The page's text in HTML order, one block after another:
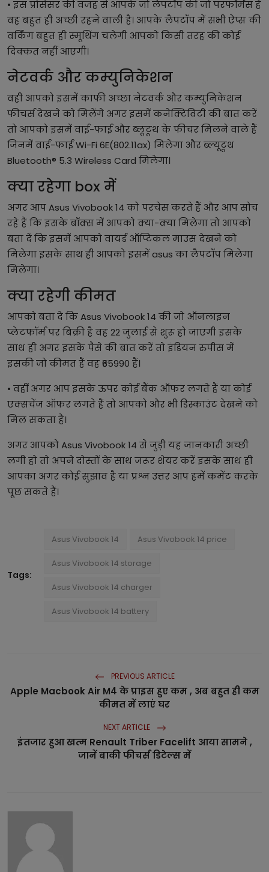
• इस प्रोसेसर की वजह से आपके जो लैपटॉप की जो परफॉर्मेंस है
वह बहुत ही अच्छी रहने वाली है। आपके लैपटॉप में सभी ऐप्स की
वर्किंग बहुत ही स्मूथिंग चलेगी आपको किसी तरह की कोई
दिक्कत नहीं आएगी।
नेटवर्क और कम्युनिकेशन
वही आपको इसमें काफी अच्छा नेटवर्क और कम्युनिकेशन
फीचर्स देखने को मिलेंगे अगर इसमें कनेक्टिविटी की बात करें
तो आपको इसमें वाई-फाई और ब्लूटूथ के फीचर मिलने वाले हैं
जिनमें वाई-फाई Wi-Fi 6E(802.11ax) मिलेगा और ब्ल्यूटूथ
Bluetooth® 5.3 Wireless Card मिलेगा।
क्या रहेगा box में
अगर आप Asus Vivobook 14 को परचेस करते हैं और आप सोच
रहे हैं कि इसके बॉक्स में आपको क्या-क्या मिलेगा तो आपको
बता दें कि इसमें आपको वायर्ड ऑप्टिकल माउस देखने को
मिलेगा इसके साथ ही आपको इसमें asus का लैपटॉप मिलेगा
मिलेगा।
क्या रहेगी कीमत
आपको बता दे कि Asus Vivobook 14 की जो ऑनलाइन
प्लेटफॉर्म पर बिक्री है वह 22 जुलाई से शुरू हो जाएगी इसके
साथ ही अगर इसके पैसे की बात करें तो इंडियन रुपीस में
इसकी जो कीमत हैं वह ₹65990 हैं।
• वहीं अगर आप इसके ऊपर कोई बैंक ऑफर लगते हैं या कोई
एक्सचेंज ऑफर लगते हैं तो आपको और भी डिस्काउंट देखने को
मिल सकता है।
अगर आपको Asus Vivobook 14 से जुड़ी यह जानकारी अच्छी
लगी हो तो अपने दोस्तों के साथ जरूर शेयर करें इसके साथ ही
आपका अगर कोई सुझाव है या प्रश्न उत्तर आप हमें कमेंट करके
पूछ सकते हैं।
Tags:
Asus Vivobook 14 Asus Vivobook 14 price
Asus Vivobook 14 storage
Asus Vivobook 14 charger
Asus Vivobook 14 battery
PREVIOUS ARTICLE
Apple Macbook Air M4 के प्राइस हुए कम , अब बहुत ही कम
कीमत में लाएं घर
NEXT ARTICLE
इंतजार हुआ खत्म Renault Triber Facelift आया सामने ,
जानें बाकी फीचर्स डिटेल्स में